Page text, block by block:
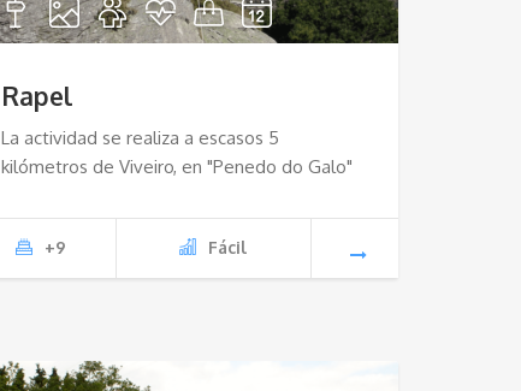
Rapel
La actividad se realiza a escasos 5
kilómetros de Viveiro, en "Penedo do Galo"
+9 Fácil